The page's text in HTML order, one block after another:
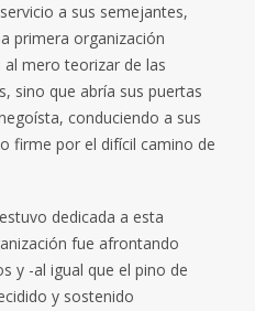
a sus semejantes,
primera organización
mero teorizar de las
sino que abría sus puertas
conduciendo a sus
firme por el difícil camino de
dedicada a esta
fue afrontando
y -al igual que el pino de
y sostenido